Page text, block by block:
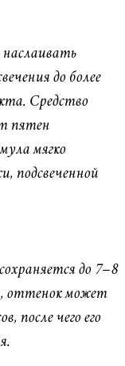
наслаивать
до более
Средство
пятен
мягко
подсвеченной
до 7−8
оттенок может
после чего его